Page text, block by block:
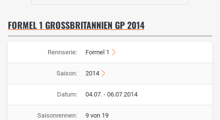
FORMEL 1 GROSSBRITANNIEN GP 2014
Rennserie: Formel 1
Saison: 2014
Datum: 04.07. - 06.07.2014
Saisonrennen: 9 von 19